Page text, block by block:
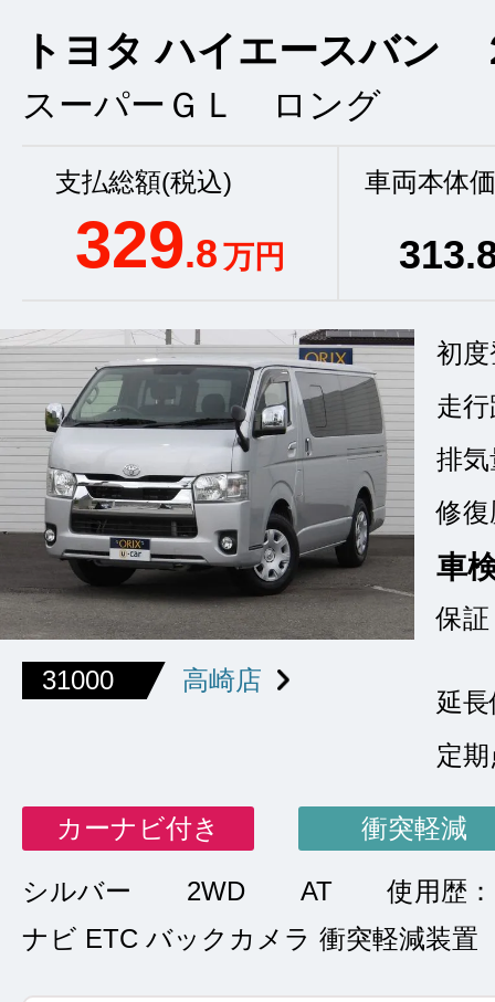
トヨタ ハイエースバン
スーパーＧＬ ロング
支払総額(税込)
329.8万円
車両本体
313
31000 高崎店
初
走
排気
修復
車
保証
延
定
カーナビ付き 衝突軽減
シルバー 2WD AT
使用歴
ナビ ETC バックカメラ 衝突軽減装置